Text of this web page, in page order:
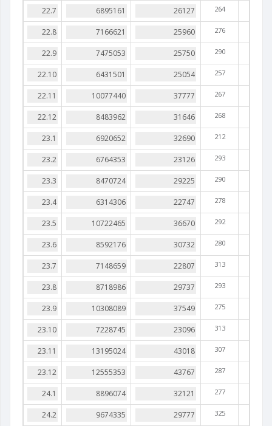
264
276
290
257
267
268
212
293
290
278
292
280
313
293
275
313
307
287
277
325